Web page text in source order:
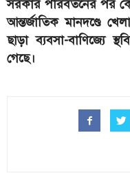
সরকার পরিবর্তনের পর
আন্তর্জাতিক মানদণ্ডে
ছাড়া ব্যবসা-বাণিজ্যে
গেছে।